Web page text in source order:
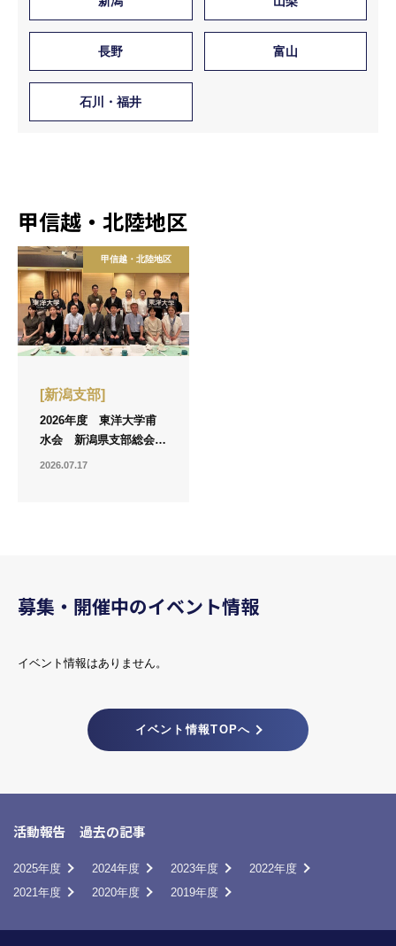
長野 富山
石川・福井
甲信越・北陸地区
甲信越・北陸地区
[新潟支部]
2026年度 東洋大学甫
水会 新潟県支部総会
開催報告
2026.07.17
募集・開催中のイベント情報
イベント情報はありません。
イベント情報TOPへ
活動報告 過去の記事
2025年度 2024年度 2023年度
2022年度
2021年度
2020年度 2019年度